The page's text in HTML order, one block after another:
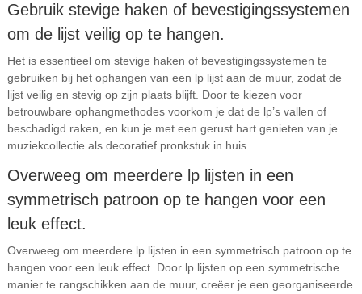
Gebruik stevige haken of bevestigingssystemen
om de lijst veilig op te hangen.
Het is essentieel om stevige haken of bevestigingssystemen te
gebruiken bij het ophangen van een lp lijst aan de muur, zodat de
lijst veilig en stevig op zijn plaats blijft. Door te kiezen voor
betrouwbare ophangmethodes voorkom je dat de lp’s vallen of
beschadigd raken, en kun je met een gerust hart genieten van je
muziekcollectie als decoratief pronkstuk in huis.
Overweeg om meerdere lp lijsten in een
symmetrisch patroon op te hangen voor een
leuk effect.
Overweeg om meerdere lp lijsten in een symmetrisch patroon op te
hangen voor een leuk effect. Door lp lijsten op een symmetrische
manier te rangschikken aan de muur, creëer je een georganiseerde